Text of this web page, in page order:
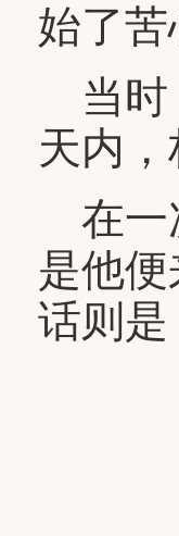
始了
当时
天内
在一
是他
话则